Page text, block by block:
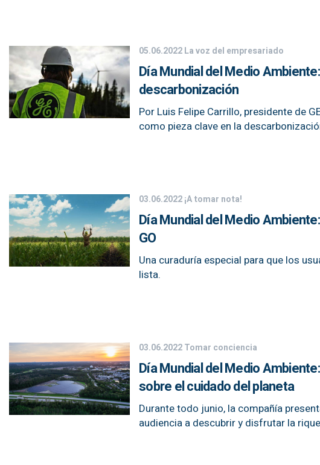
05.06.2022La voz del empresariado
Día Mundial del Medio
descarbonización
Por Luis Felipe Carrillo, presidente de
como pieza clave en la
03.06.2022¡A tomar nota!
Día Mundial del Medio
GO
Una curaduría especial para que los
lista.
03.06.2022Tomar conciencia
Día Mundial del Medio
sobre el cuidado del planeta
Durante todo junio, la compañía
audiencia a descubrir y disfrutar la